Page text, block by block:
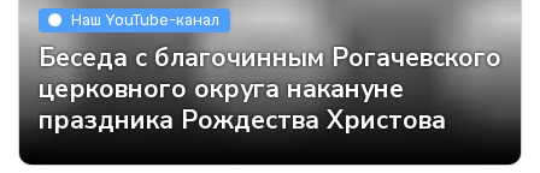
Наш YouTube-канал
Беседа с благочинным Рогачевского
церковного округа накануне
праздника Рождества Христова